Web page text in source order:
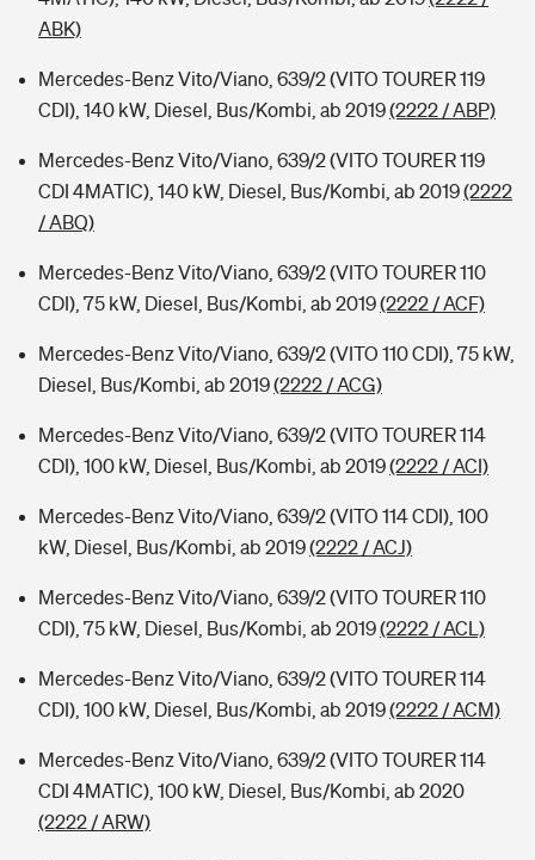
ABK)
Mercedes-Benz Vito/Viano, 639/2 (VITO TOURER 119
CDI), 140 kW, Diesel, Bus/Kombi, ab 2019(2222 / ABP)
Mercedes-Benz Vito/Viano, 639/2 (VITO TOURER 119
CDI 4MATIC), 140 kW, Diesel, Bus/Kombi, ab 2019(2222
/ ABQ)
Mercedes-Benz Vito/Viano, 639/2 (VITO TOURER 110
CDI), 75 kW, Diesel, Bus/Kombi, ab 2019(2222 / ACF)
Mercedes-Benz Vito/Viano, 639/2 (VITO 110 CDI), 75 kW,
Diesel, Bus/Kombi, ab 2019(2222 / ACG)
Mercedes-Benz Vito/Viano, 639/2 (VITO TOURER 114
CDI), 100 kW, Diesel, Bus/Kombi, ab 2019(2222 / ACI)
Mercedes-Benz Vito/Viano, 639/2 (VITO 114 CDI), 100
kW, Diesel, Bus/Kombi, ab 2019(2222 / ACJ)
Mercedes-Benz Vito/Viano, 639/2 (VITO TOURER 110
CDI), 75 kW, Diesel, Bus/Kombi, ab 2019(2222 / ACL)
Mercedes-Benz Vito/Viano, 639/2 (VITO TOURER 114
CDI), 100 kW, Diesel, Bus/Kombi, ab 2019(2222 / ACM)
Mercedes-Benz Vito/Viano, 639/2 (VITO TOURER 114
CDI 4MATIC), 100 kW, Diesel, Bus/Kombi, ab 2020
(2222 / ARW)